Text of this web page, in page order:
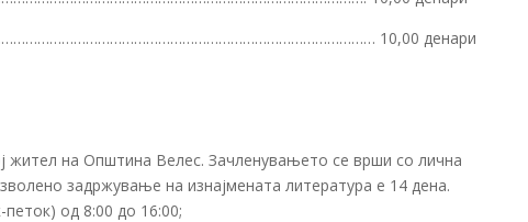
10,00 денари
жител на Општина Велес. Зачленувањето се врши со лична
задржување на изнајмената литература е 14 дена.
од 8:00 до 16:00;